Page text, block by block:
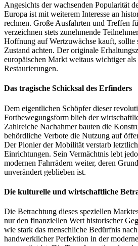
Angesichts der wachsenden Popularität
Europa ist mit weiterem Interesse an
rechnen. Große Ausfahrten und Treffen
verzeichnen stets zunehmende
Hoffnung auf Wertzuwächse kauft, sollte
Zustand achten. Der originale
europäischen Markt weitaus wichtiger
Restaurierungen.
Das tragische Schicksal des Erfinders
Dem eigentlichen Schöpfer dieser
Fortbewegungsform blieb der
Zahlreiche Nachahmer bauten die
behördliche Verbote die Nutzung auf
Der Pionier der Mobilität verstarb
Einrichtungen. Sein Vermächtnis lebt
modernen Fahrrädern weiter, deren
unverändert geblieben ist.
Die kulturelle und wirtschaftliche
Die Betrachtung dieses speziellen
nur den finanziellen Wert historischer
wie stark das menschliche Bedürfnis
handwerklicher Perfektion in der